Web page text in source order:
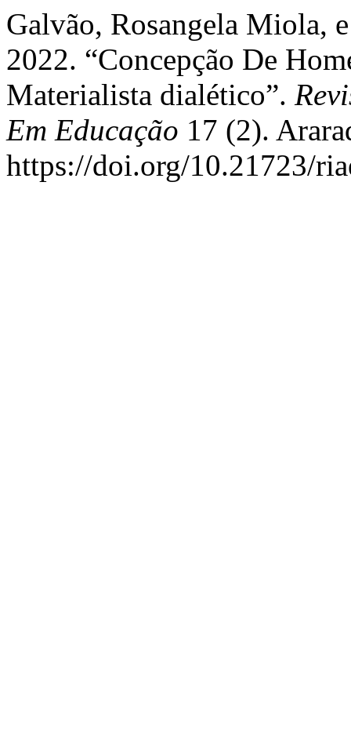
Galvão, Rosangela Miola,
2022. “Concepção De
Materialista dialético”.
Em Educação 17 (2).
https://doi.org/10.21723/